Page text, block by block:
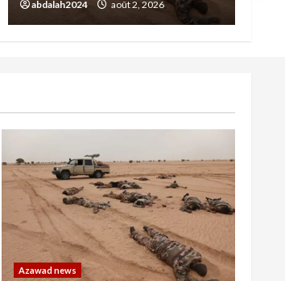
abdalah2024 août 2, 2026
Azawad news